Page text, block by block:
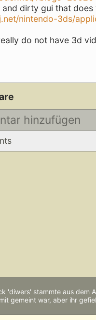
dirty gui that does
nintendo-3ds/
do not have 3d
hinzufügen
'diwers' stammte aus dem
gemeint war, aber ihr